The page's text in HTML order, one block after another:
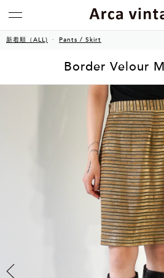
新着順（ALL) Pants / Skirt
Border Velour